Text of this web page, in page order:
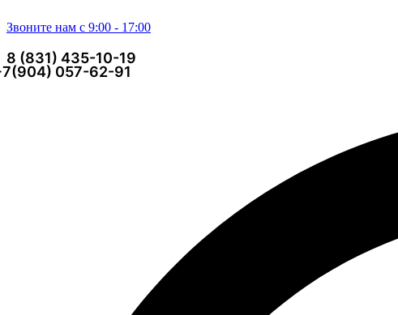
Звоните нам с 9:00 - 17:00
8 (831) 435-10-19
057-62-91